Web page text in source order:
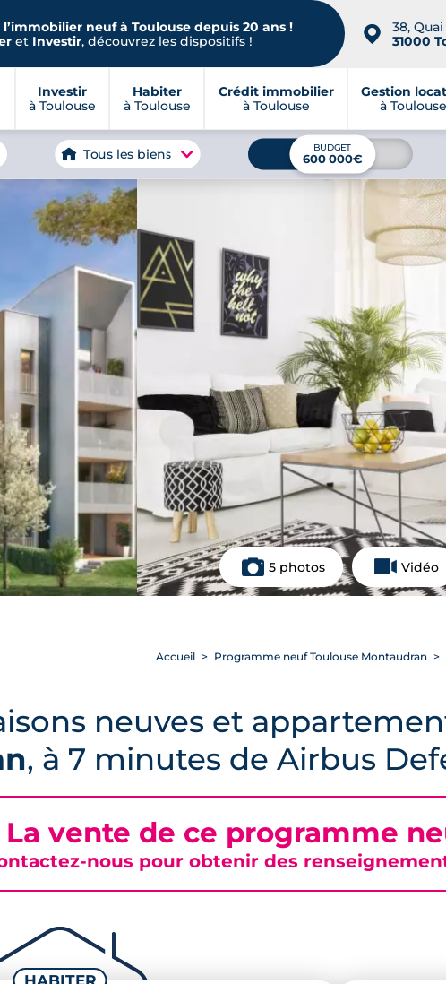
neuf à Toulouse depuis 20 ans !
et Investir, découvrez les dispositifs ! 📍
38,
31000
Investir
à Toulouse
Habiter
à Toulouse
Crédit immobilier
à Toulouse
Gestion
à Toulouse
Tous les biens BUDGET
600 000€
5 photos Vidéo
Accueil Programme neuf Toulouse Montaudran
neuves et
, à 7 minutes de Airbus
La vente de ce programme
nous pour obtenir des